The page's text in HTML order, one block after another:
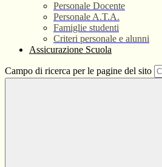
Personale Docente
Personale A.T.A.
Famiglie studenti
Criteri personale e alunni
Assicurazione Scuola
Campo di ricerca per le pagine del sito